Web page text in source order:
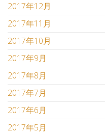
2017年12月
2017年11月
2017年10月
2017年9月
2017年8月
2017年7月
2017年6月
2017年5月